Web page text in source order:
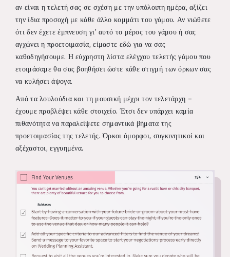
αν είναι η τελετή σας σε σχέση με την υπόλοιπη ημέρα, αξίζει
την ίδια προσοχή με κάθε άλλο κομμάτι του γάμου. Αν νιώθετε
ότι δεν έχετε έμπνευση γι’ αυτό το μέρος του γάμου ή σας
αγχώνει η προετοιμασία, είμαστε εδώ για να σας
καθοδηγήσουμε. Η εύχρηστη λίστα ελέγχου τελετής γάμου που
ετοιμάσαμε θα σας βοηθήσει ώστε κάθε στιγμή των όρκων σας
να κυλήσει άψογα.
Από τα λουλούδια και τη μουσική μέχρι τον τελετάρχη –
έχουμε προβλέψει κάθε στοιχείο. Έτσι δεν υπάρχει καμία
πιθανότητα να παραλείψετε σημαντικά βήματα της
προετοιμασίας της τελετής. Όρκοι όμορφοι, συγκινητικοί και
αξέχαστοι, εγγυημένα.